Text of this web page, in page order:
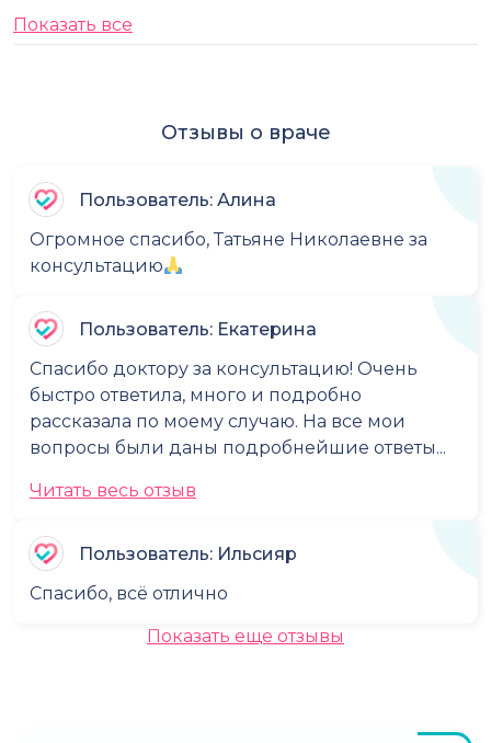
Показать все
Отзывы о враче
Пользователь: Алина
Огромное спасибо, Татьяне Николаевне за
консультацию
Пользователь: Екатерина
Спасибо доктору за консультацию! Очень
быстро ответила, много и подробно
рассказала по моему случаю. На все мои
вопросы были даны подробнейшие ответы...
Читать весь отзыв
Пользователь: Ильсияр
Спасибо, всё отлично
Показать еще отзывы